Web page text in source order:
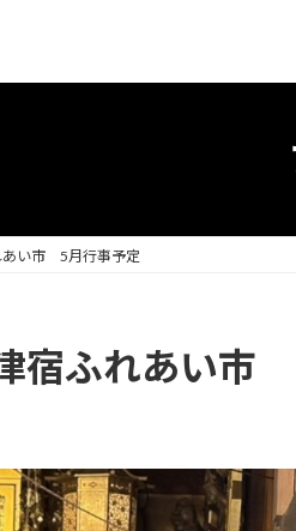
い市 5月行事予定
宿ふれあい市